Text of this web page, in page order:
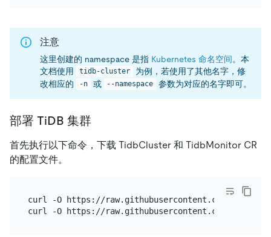
注意
这里创建的 namespace 是指 Kubernetes 命名空间。本
文档使用
tidb-cluster
为例，若使用了其他名字，修
改相应的
-n 或 --namespace 参数为对应的名字即可。
部署 TiDB 集群
首先执行以下命令，下载 TidbCluster 和 TidbMonitor CR
的配置文件。
curl -O https://raw.githubusercontent.com/